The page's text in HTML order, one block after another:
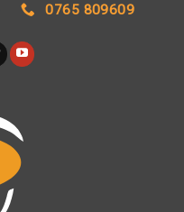
0765 809609